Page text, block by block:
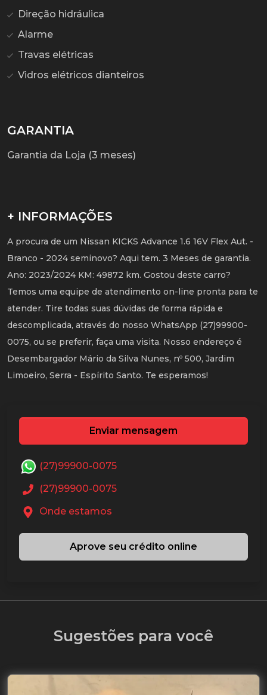
Direção hidráulica
Alarme
Travas elétricas
Vidros elétricos dianteiros
GARANTIA
Garantia da Loja (3 meses)
+ INFORMAÇÕES
A procura de um Nissan KICKS Advance 1.6 16V Flex Aut. -
Branco - 2024 seminovo? Aqui tem. 3 Meses de garantia.
Ano: 2023/2024 KM: 49872 km. Gostou deste carro?
Temos uma equipe de atendimento on-line pronta para te
atender. Tire todas suas dúvidas de forma rápida e
descomplicada, através do nosso WhatsApp (27)99900-
0075, ou se preferir, faça uma visita. Nosso endereço é
Desembargador Mário da Silva Nunes, nº 500, Jardim
Limoeiro, Serra - Espírito Santo. Te esperamos!
Enviar mensagem
(27)99900-0075
(27)99900-0075
Onde estamos
Aprove seu crédito online
Sugestões para você